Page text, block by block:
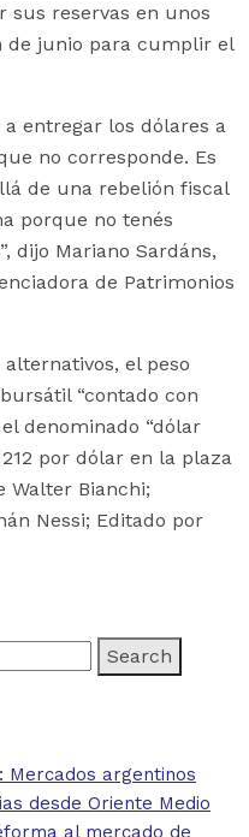
sus reservas en unos
de junio para cumplir el
entregar los dólares a
no corresponde. Es
de una rebelión fiscal
porque no tenés
dijo Mariano Sardáns,
de Patrimonios
el peso
“contado con
denominado “dólar
por dólar en la plaza
Walter Bianchi;
Nessi; Editado por
Mercados argentinos
desde Oriente Medio
al mercado de